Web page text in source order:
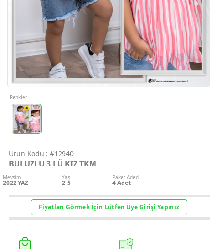
Geri Bildirim
İletişim
Destek &
Şifremi
Giriş Yap
Ürün Kodu : #12940
BULUZLU 3 LÜ KIZ TKM
Mevsim
2022 YAZ
Yaş
2-5
Paket Adedi
4Adet
Renkler
Fiyatları Görmek İçin Lütfen Üye Girişi Yapınız